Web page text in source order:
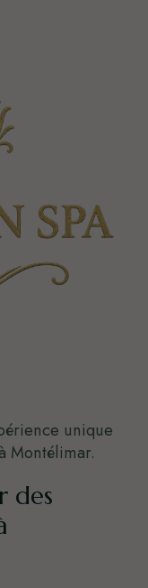
unique
Montélimar.
des